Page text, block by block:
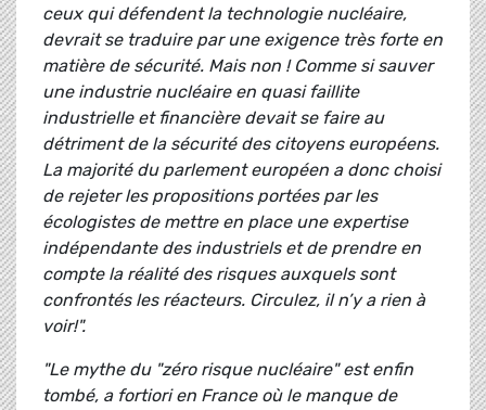
ceux qui défendent la technologie nucléaire,
devrait se traduire par une exigence très forte en
matière de sécurité. Mais non ! Comme si sauver
une industrie nucléaire en quasi faillite
industrielle et financière devait se faire au
détriment de la sécurité des citoyens européens.
La majorité du parlement européen a donc choisi
de rejeter les propositions portées par les
écologistes de mettre en place une expertise
indépendante des industriels et de prendre en
compte la réalité des risques auxquels sont
confrontés les réacteurs. Circulez, il n’y a rien à
voir!".
"Le mythe du "zéro risque nucléaire" est enfin
tombé, a fortiori en France où le manque de